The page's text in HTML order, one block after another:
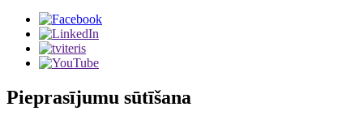
Pieprasījumu sūtīšana